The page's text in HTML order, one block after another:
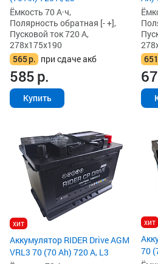
Ёмкость 70 А·ч,
Полярность обратная [- +],
Пусковой ток 720 А,
278x175x190
565р. при сдаче акб
585р.
Купить
651
хит
Аккумулятор RIDER Drive AGM
VRL3 70 (70 Ah) 720 А, L3
хит
70